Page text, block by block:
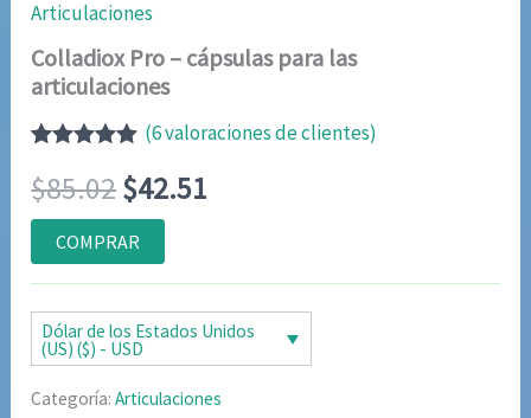
Articulaciones
Colladiox Pro – cápsulas para las
articulaciones
con4.83de
5 en base
a
valoraciones
de clientes
(6valoraciones de clientes)
$85.02El
precio
original
era:
$85.02.
$42.51
actual
es:
$42.51.
COMPRAR
Dólar de los Estados Unidos
(US) ($) - USD
Categoría:Articulaciones